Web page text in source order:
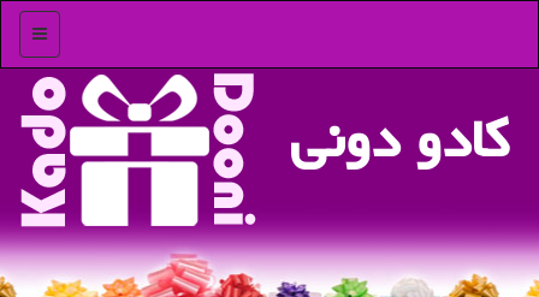
منو
كادو دونی